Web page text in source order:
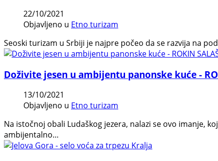
22/10/2021
Objavljeno u Etno turizam
Seoski turizam u Srbiji je najpre počeo da se razvija na
Doživite jesen u ambijentu panonske kuće -
13/10/2021
Objavljeno u Etno turizam
Na istočnoj obali Ludaškog jezera, nalazi se ovo imanje,
ambijentalno…